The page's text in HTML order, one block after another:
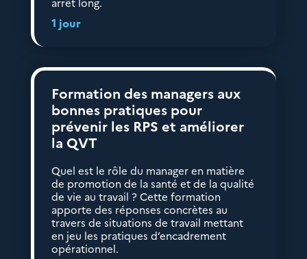
1 jour
Formation des managers aux
bonnes pratiques pour
prévenir les RPS et améliorer
la QVT
Quel est le rôle du manager en matière
de promotion de la santé et de la qualité
de vie au travail ? Cette formation
apporte des réponses concrètes au
travers de situations de travail mettant
en jeu les pratiques d’encadrement
opérationnel.